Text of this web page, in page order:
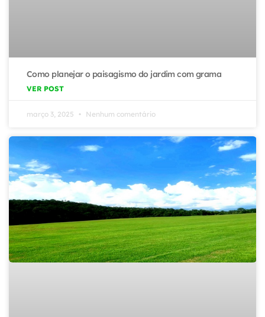
Como planejar o paisagismo do jardim com grama
VER POST
março 3, 2025 Nenhum comentário